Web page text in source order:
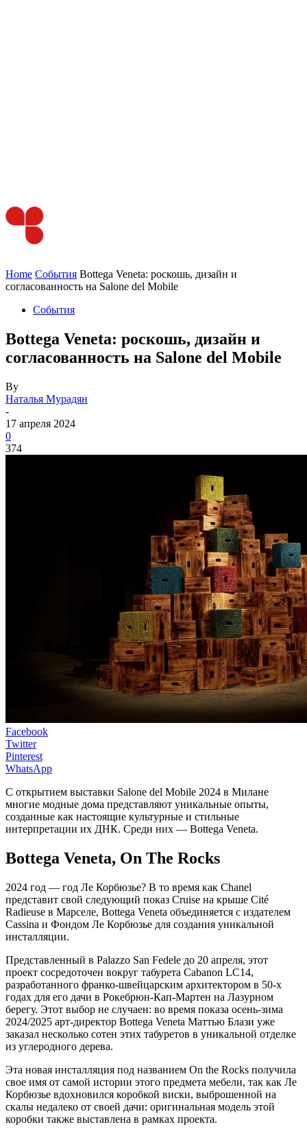
Home События Bottega Veneta: роскошь, дизайн и
согласованность на Salone del Mobile
События
Bottega Veneta: роскошь, дизайн и
согласованность на Salone del Mobile
By
Наталья Мурадян
-
17 апреля 2024
0
374
Facebook
Twitter
Pinterest
WhatsApp
С открытием выставки Salone del Mobile 2024 в Милане
многие модные дома представляют уникальные опыты,
созданные как настоящие культурные и стильные
интерпретации их ДНК. Среди них — Bottega Veneta.
Bottega Veneta, On The Rocks
2024 год — год Ле Корбюзье? В то время как Chanel
представит свой следующий показ Cruise на крыше Cité
Radieuse в Марселе, Bottega Veneta объединяется с издателем
Cassina и Фондом Ле Корбюзье для создания уникальной
инсталляции.
Представленный в Palazzo San Fedele до 20 апреля, этот
проект сосредоточен вокруг табурета Cabanon LC14,
разработанного франко-швейцарским архитектором в 50-х
годах для его дачи в Рокебрюн-Кап-Мартен на Лазурном
берегу. Этот выбор не случаен: во время показа осень-зима
2024/2025 арт-директор Bottega Veneta Маттью Блази уже
заказал несколько сотен этих табуретов в уникальной отделке
из углеродного дерева.
Эта новая инсталляция под названием On the Rocks получила
свое имя от самой истории этого предмета мебели, так как Ле
Корбюзье вдохновился коробкой виски, выброшенной на
скалы недалеко от своей дачи: оригинальная модель этой
коробки также выставлена в рамках проекта.